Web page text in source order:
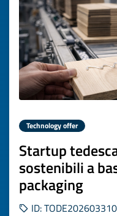
Technology offer
Startup
sostenibili a
packaging
ID: